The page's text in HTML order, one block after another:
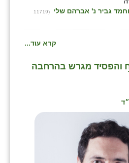
(11719
קרא עוד...
והפסיד מגרש בהרחבה